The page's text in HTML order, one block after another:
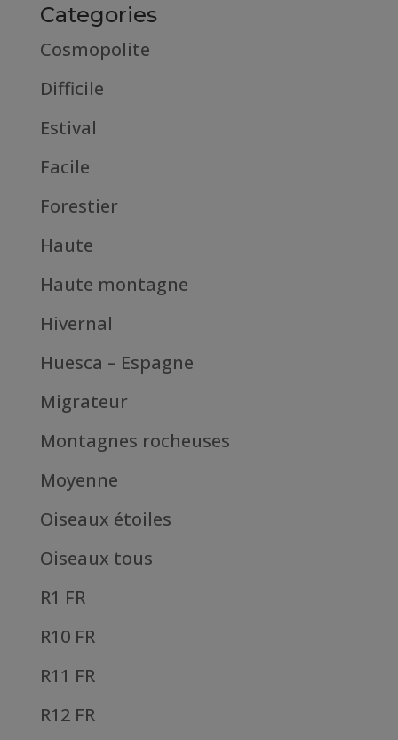
Categories
Cosmopolite
Difficile
Estival
Facile
Forestier
Haute
Haute montagne
Hivernal
Huesca – Espagne
Migrateur
Montagnes rocheuses
Moyenne
Oiseaux étoiles
Oiseaux tous
R1 FR
R10 FR
R11 FR
R12 FR